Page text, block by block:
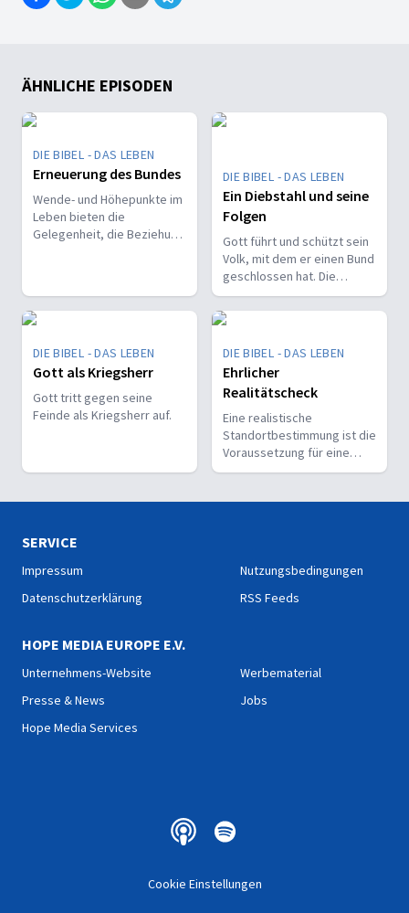
ÄHNLICHE EPISODEN
DIE BIBEL - DAS LEBEN
Erneuerung des Bundes
Wende- und Höhepunkte im
Leben bieten die
Gelegenheit, die Beziehung
DIE BIBEL - DAS LEBEN
Ein Diebstahl und seine
Folgen
Gott führt und schützt sein
Volk, mit dem er einen Bund
geschlossen hat. Die
Missachtung des
Bundesabkommens jedoch
gefährdet ihre Sicherheit.
DIE BIBEL - DAS LEBEN
Gott als Kriegsherr
Gott tritt gegen seine
Feinde als Kriegsherr auf.
DIE BIBEL - DAS LEBEN
Ehrlicher
Realitätscheck
Eine realistische
Standortbestimmung ist die
Voraussetzung für eine
positive und kontinuierliche
SERVICE
Impressum
Datenschutzerklärung
Nutzungsbedingungen
RSS Feeds
HOPE MEDIA EUROPE E.V.
Unternehmens-Website
Presse & News
Hope Media Services
Werbematerial
Jobs
Cookie Einstellungen